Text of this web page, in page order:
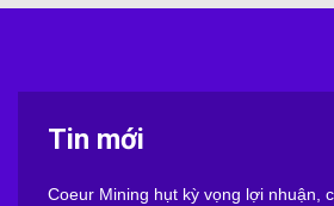
Tin mới
Coeur Mining hụt kỳ vọng lợi nhuận,